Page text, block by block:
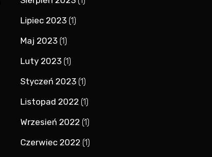
Lipiec 2023 (1)
Maj 2023 (1)
Luty 2023 (1)
Styczeń 2023 (1)
Listopad 2022 (1)
Wrzesień 2022 (1)
Czerwiec 2022 (1)